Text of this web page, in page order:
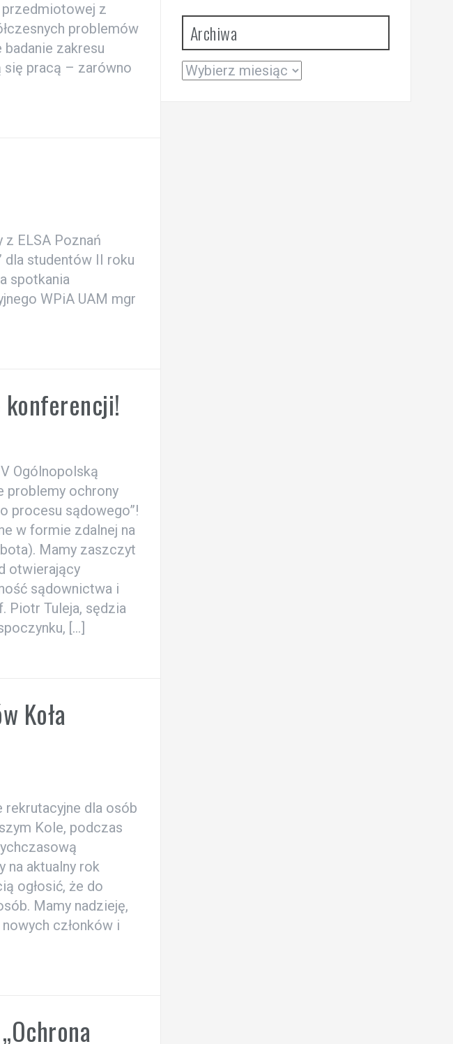
przedmiotowej z
problemów
zakresu
się pracą – zarówno
z ELSA Poznań
dla studentów II roku
spotkania
WPiA UAM mgr
konferencji!
Ogólnopolską
problemy ochrony
procesu sądowego”!
w formie zdalnej na
Mamy zaszczyt
otwierający
sądownictwa i
Piotr Tuleja, sędzia
[…]
Koła
rekrutacyjne dla osób
Kole, podczas
na aktualny rok
ogłosić, że do
Mamy nadzieję,
członków i
Archiwa
Archiwa